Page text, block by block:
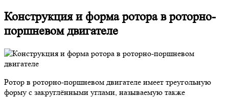
Конструкция и форма ротора в роторно-
поршневом двигателе
Ротор в роторно-поршневом двигателе имеет треугольную
форму с закруглёнными углами, называемую также